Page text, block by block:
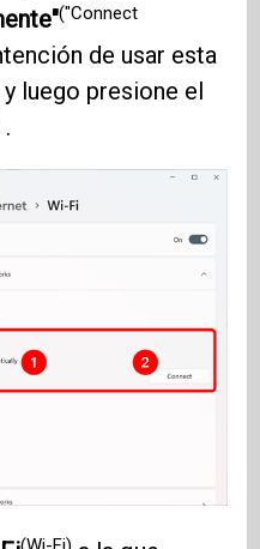
("Connect
de usar esta
luego presione el
.